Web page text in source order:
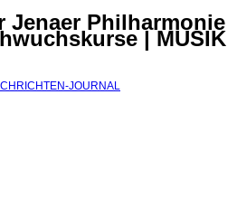
Jenaer Philharmonie
| MUSIK